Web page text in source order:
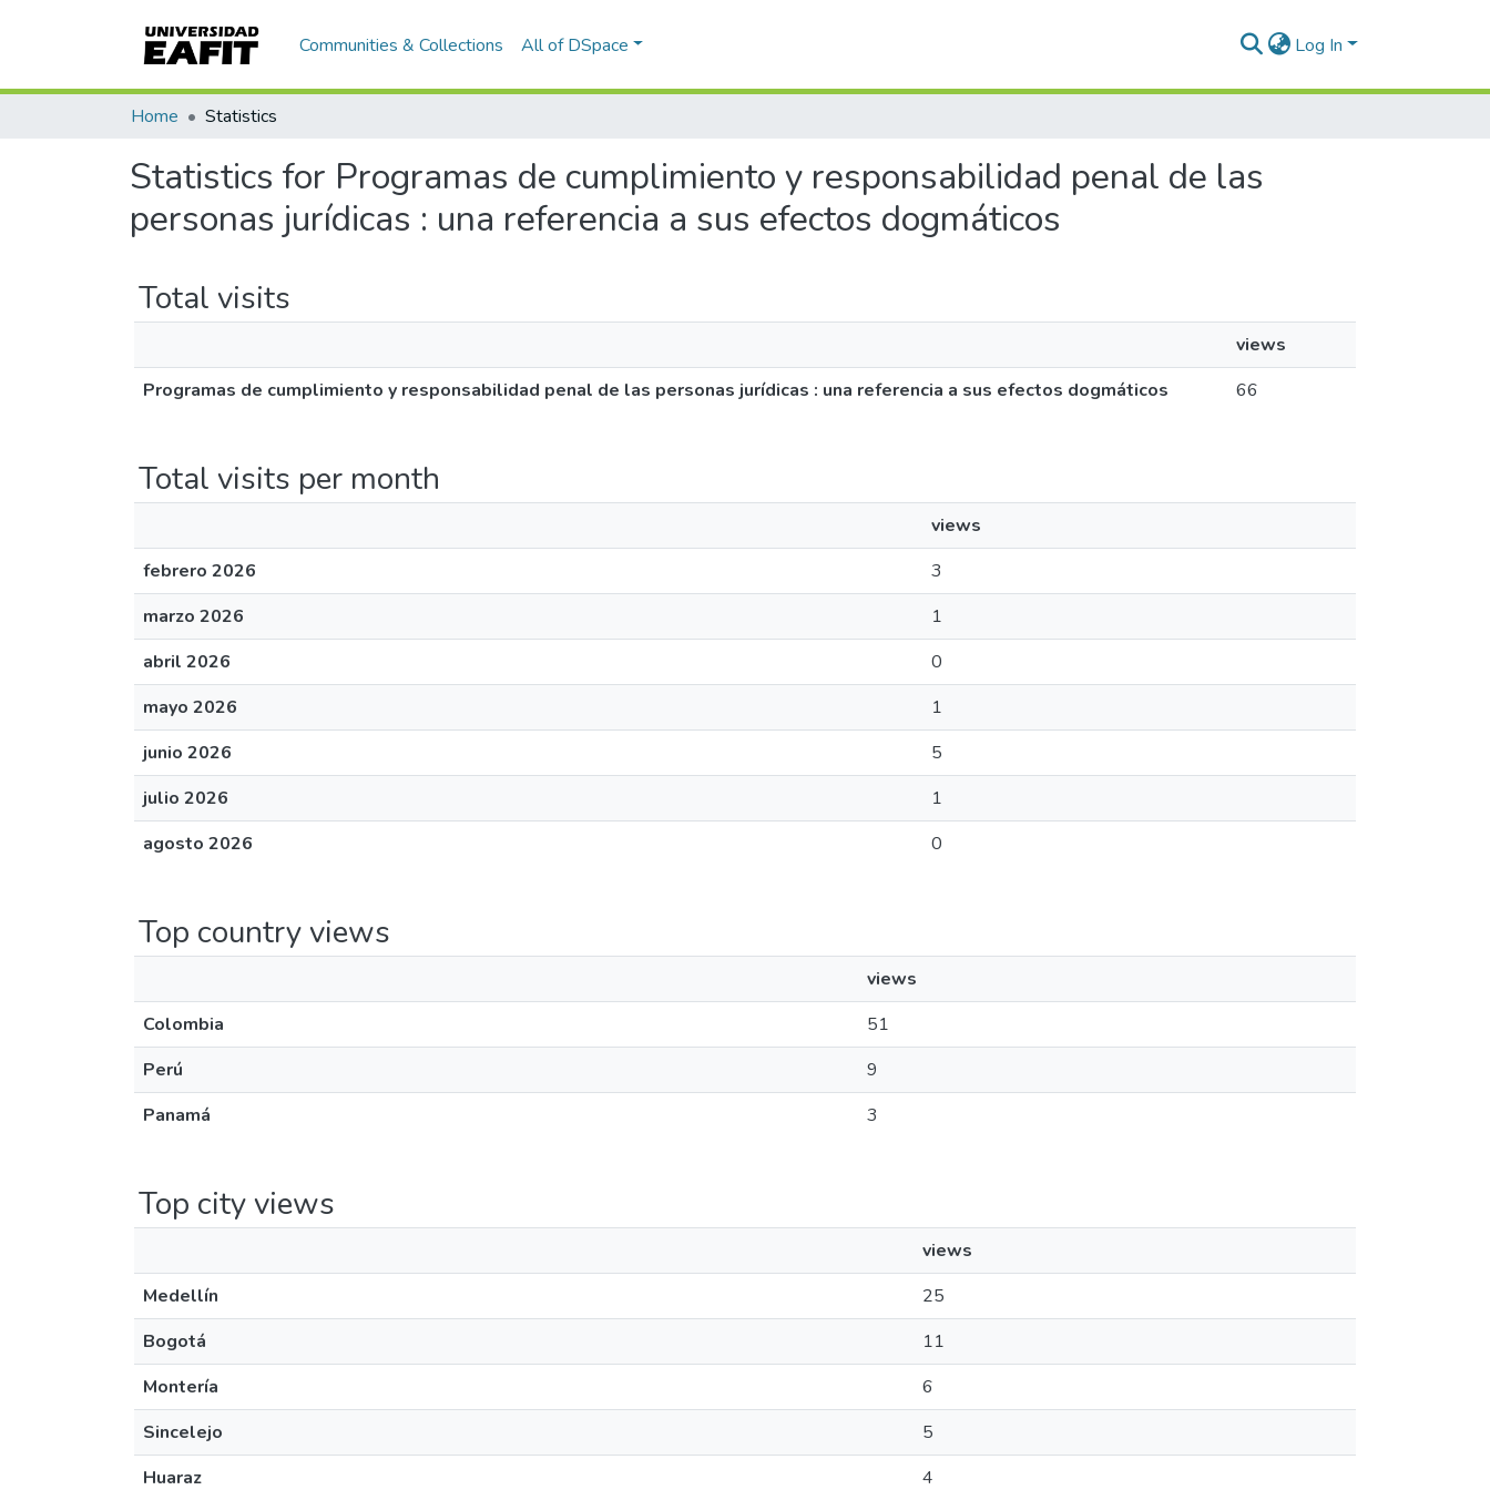
Communities & Collections All of DSpace Log In
Home Statistics
Statistics for Programas de cumplimiento y responsabilidad penal de las
personas jurídicas : una referencia a sus efectos dogmáticos
Total visits
views
Programas de cumplimiento y responsabilidad penal de las personas jurídicas : una referencia a sus efectos dogmáticos
66
Total visits per month
views
febrero 2026
3
marzo 2026
1
abril 2026
0
mayo 2026
1
junio 2026
5
julio 2026
1
agosto 2026
0
Top country views
views
Colombia
51
Perú
9
Panamá
3
Top city views
views
Medellín
25
Bogotá
11
Montería
6
Sincelejo
5
Huaraz
4